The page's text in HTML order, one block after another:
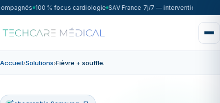
100 % focus cardiologie SAV France 7j/7 — intervention sous
Accueil›Solutions›Fièvre + souffle.